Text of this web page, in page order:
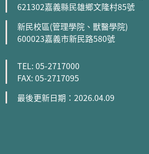
621302嘉義縣民雄鄉文隆村85號
新民校區(管理學院、獸醫學院)
600023嘉義市新民路580號
TEL: 05-2717000
FAX: 05-2717095
最後更新日期：2026.04.09